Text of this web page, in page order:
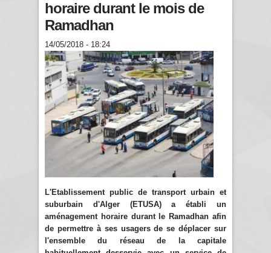
horaire durant le mois de
Ramadhan
14/05/2018 - 18:24
L'Etablissement public de transport urbain et
suburbain d'Alger (ETUSA) a établi un
aménagement horaire durant le Ramadhan afin
de permettre à ses usagers de se déplacer sur
l'ensemble du réseau de la capitale